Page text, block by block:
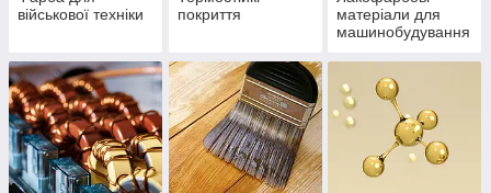
військової техніки
покриття
матеріали для
машинобудування